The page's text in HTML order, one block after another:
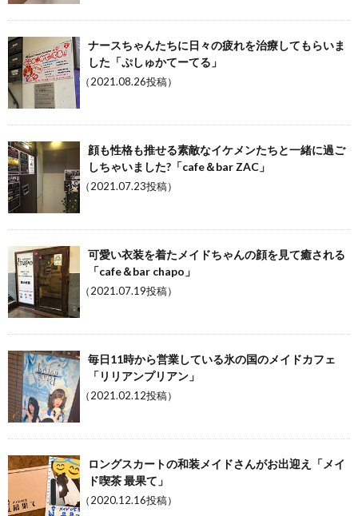
ナースちゃんたちに日々の疲れを治療してもらいま
した「ぷしゅかてーてる」
（2021.08.26投稿）
顔も性格も推せる素敵なイケメンたちと一緒に過ご
しちゃいました?「cafe＆bar ZAC」
（2021.07.23投稿）
可愛い衣装を着たメイドちゃんの顔を見て癒される
「cafe＆bar chapo」
（2021.07.19投稿）
毎日11時から営業している氷の国のメイドカフェ
「リリアンプリアン」
（2021.02.12投稿）
ロングスカートの和装メイドさんがお出迎え「メイ
ド喫茶 最果て」
（2020.12.16投稿）